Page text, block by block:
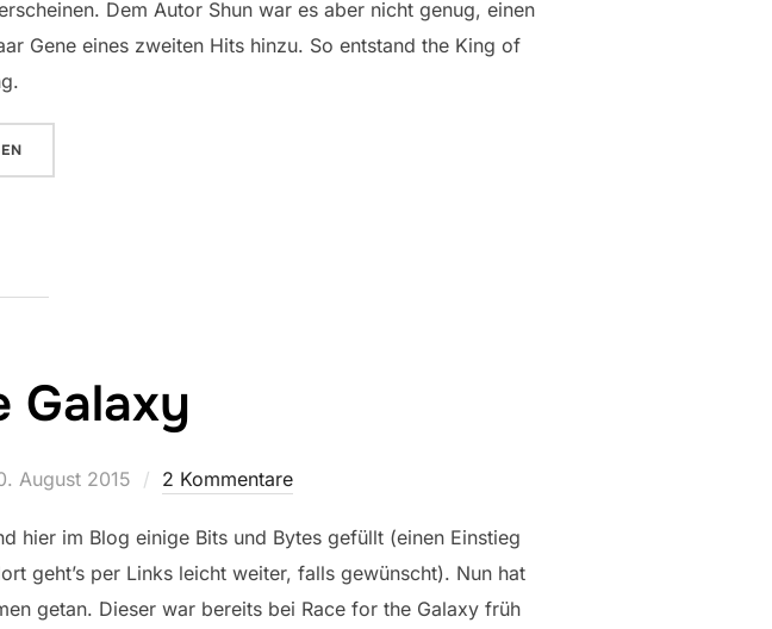
Dem Autor Shun war es aber nicht genug, einen
Gene eines zweiten Hits hinzu. So entstand the King of
„THE KING OF FRONTIER“
Galaxy
August 2015 2 Kommentare
hier im Blog einige Bits und Bytes gefüllt (einen Einstieg
geht’s per Links leicht weiter, falls gewünscht). Nun hat
getan. Dieser war bereits bei Race for the Galaxy früh